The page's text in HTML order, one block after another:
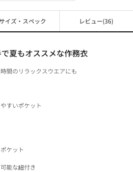
夏もオススメな作務衣
間のリラックスウエアにも
すいポケット
ケット
能な紐付き
イズ・スペック レビュー(36)